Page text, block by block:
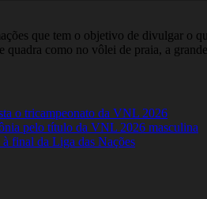
que tem o objetivo de divulgar o
quadra como no vôlei de praia, a
o tricampeonato da VNL 2026
pelo título da VNL 2026 masculina
final da Liga das Nações